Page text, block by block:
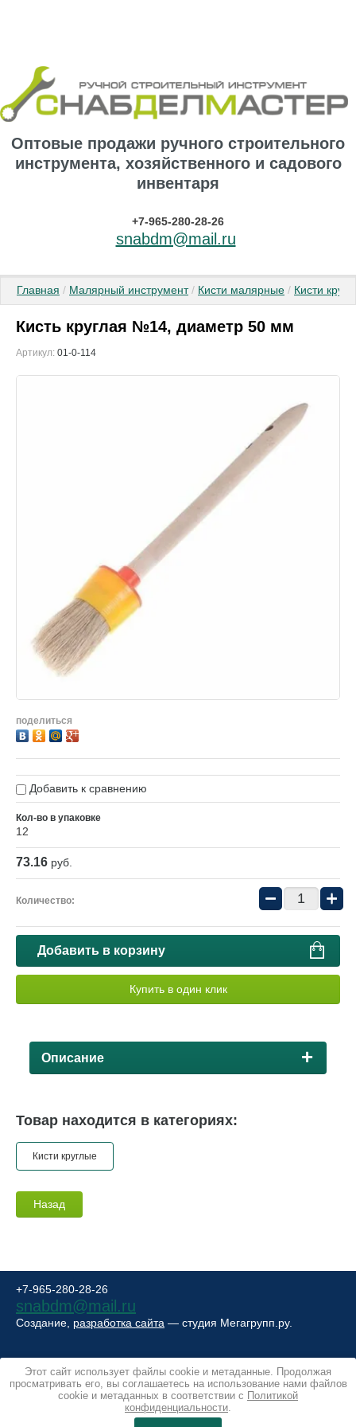
Оптовые продажи ручного строительного
инструмента, хозяйственного и садового
инвентаря
+7-965-280-28-26
snabdm@mail.ru
Главная / Малярный инструмент / Кисти малярные / Кисти
Кисть круглая №14, диаметр 50 мм
Артикул: 01-0-114
поделиться
Добавить к сравнению
Кол-во в упаковке
12
73.16 руб.
Количество: − +
Добавить в корзину
Купить в один клик
Описание
Товар находится в категориях:
Кисти круглые
Назад
Этот сайт использует файлы cookie и метаданные. Продолжая
просматривать его, вы соглашаетесь на использование нами файлов
cookie и метаданных в соответствии с Политикой
конфиденциальности.
+7-965-280-28-26
snabdm@mail.ru
Создание, разработка сайта — студия Мегагрупп.ру.